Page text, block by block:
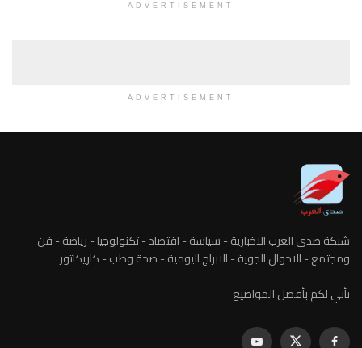
ADVERTISEMENT
ADVERTISEMENT
شبكة صدى العرب الاخبارية - سياسة - اقتصاد - تكنولوجيا - رياضة - فن
ومجتمع - الاحوال الجوية - الابراج اليومية - صحة وطب - كاريكاتور
نأتي لكم بأفضل المواضيع